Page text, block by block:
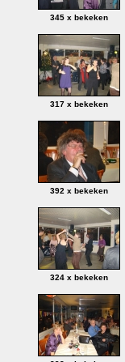
345 x bekeken
317 x bekeken
392 x bekeken
324 x bekeken